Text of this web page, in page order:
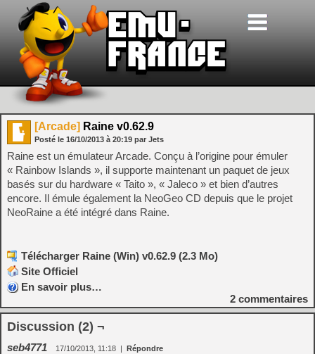
[Arcade] Raine v0.62.9
Posté le 16/10/2013 à 20:19 par Jets
Raine est un émulateur Arcade. Conçu à l’origine pour émuler
« Rainbow Islands », il supporte maintenant un paquet de jeux
basés sur du hardware « Taito », « Jaleco » et bien d’autres
encore. Il émule également la NeoGeo CD depuis que le projet
NeoRaine a été intégré dans Raine.
Télécharger Raine (Win) v0.62.9 (2.3 Mo)
Site Officiel
En savoir plus…
2 commentaires
Discussion (2) ¬
seb4771 17/10/2013, 11:18 | Répondre